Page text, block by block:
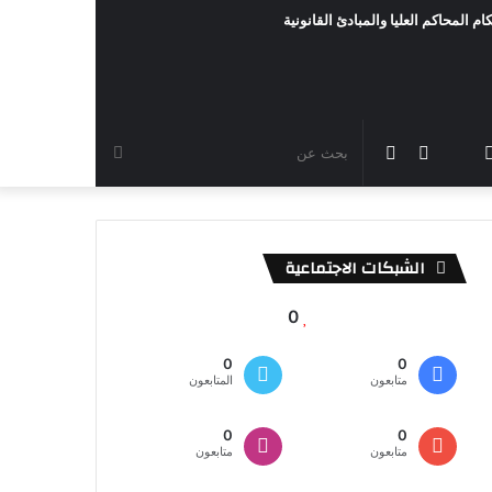
المحاكم العليا والمبادئ القانونية
عن
الوضع
المظلم
مقال
عشوائي
سناب
شات
الشبكات الاجتماعية
0
0
متابعون
0
المتابعون
0
متابعون
0
متابعون